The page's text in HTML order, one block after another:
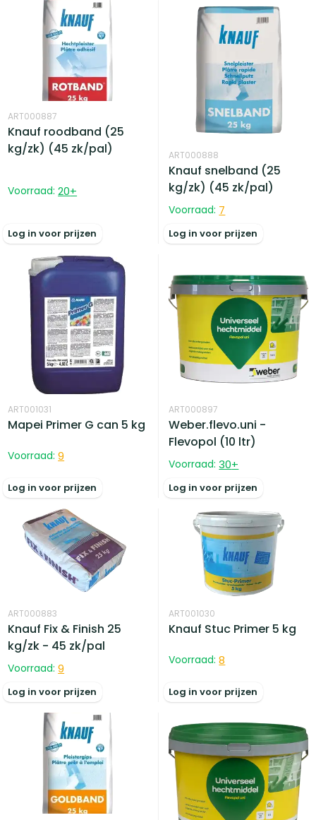
ART000887
Knauf roodband (25
kg/zk) (45 zk/pal)
Voorraad: 20+
Log in voor prijzen
ART000888
Knauf snelband (25
kg/zk) (45 zk/pal)
Voorraad: 7
Log in voor prijzen
ART001031
Mapei Primer G can 5 kg
Voorraad: 9
Log in voor prijzen
ART000897
Weber.flevo.uni -
Flevopol (10 ltr)
Voorraad: 30+
Log in voor prijzen
ART000883
Knauf Fix & Finish 25
kg/zk - 45 zk/pal
Voorraad: 9
Log in voor prijzen
ART001030
Knauf Stuc Primer 5 kg
Voorraad: 8
Log in voor prijzen